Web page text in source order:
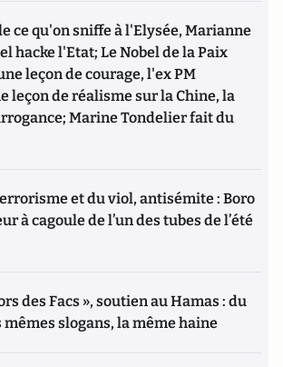
ce qu'on sniffe à l'Elysée, Marianne
hacke l'Etat; Le Nobel de la Paix
leçon de courage, l'ex PM
leçon de réalisme sur la Chine, la
Marine Tondelier fait du
et du viol, antisémite : Boro
à cagoule de l’un des tubes de l’été
des Facs », soutien au Hamas : du
mêmes slogans, la même haine